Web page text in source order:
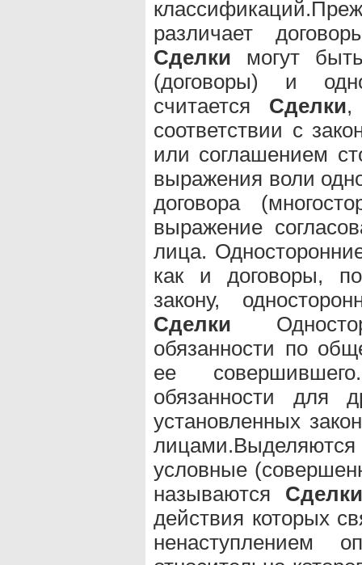
различает
Сделки могут
(договоры) и
считается Сделки,
соответствии с
или соглашением
выражения воли
договора
выражение
лица.
как и договоры,
закону,
Сделки
обязанности по
ее
обязанности для
установленных
условные
называются Сделки
действия которых
ненаступлением